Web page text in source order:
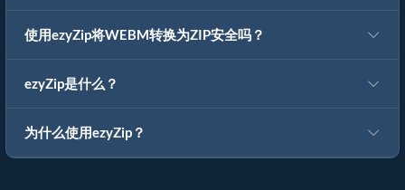
使用ezyZip将WEBM转换为ZIP安全吗？
ezyZip是什么？
为什么使用ezyZip？